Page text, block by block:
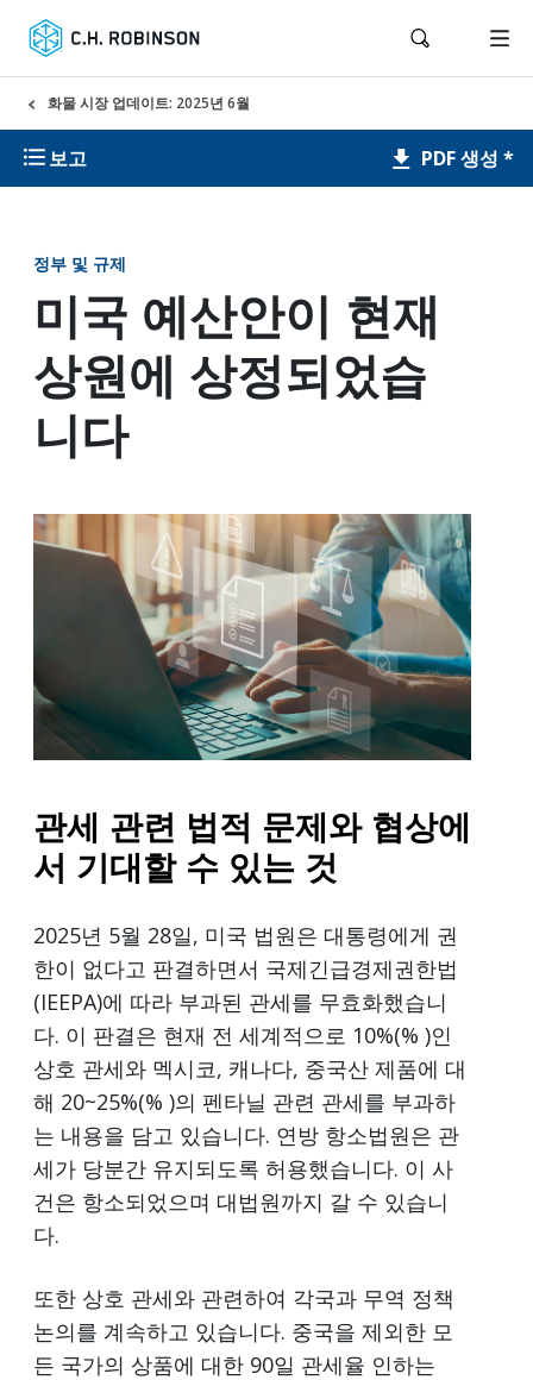
화물 시장 업데이트: 2025년 6월
보고 PDF 생성 *
정부 및 규제
미국 예산안이 현재
상원에 상정되었습
니다
관세 관련 법적 문제와 협상에
서 기대할 수 있는 것
2025년 5월 28일, 미국 법원은 대통령에게 권
한이 없다고 판결하면서 국제긴급경제권한법
(IEEPA)에 따라 부과된 관세를 무효화했습니
다. 이 판결은 현재 전 세계적으로 10%(% )인
상호 관세와 멕시코, 캐나다, 중국산 제품에 대
해 20~25%(% )의 펜타닐 관련 관세를 부과하
는 내용을 담고 있습니다. 연방 항소법원은 관
세가 당분간 유지되도록 허용했습니다. 이 사
건은 항소되었으며 대법원까지 갈 수 있습니
다.
또한 상호 관세와 관련하여 각국과 무역 정책
논의를 계속하고 있습니다. 중국을 제외한 모
든 국가의 상품에 대한 90일 관세율 인하는